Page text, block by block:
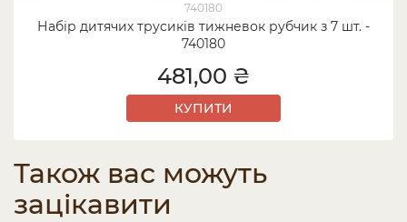
740180
Набір дитячих трусиків тижневок рубчик з 7 шт. -
740180
481,00 ₴
КУПИТИ
Також вас можуть
зацікавити